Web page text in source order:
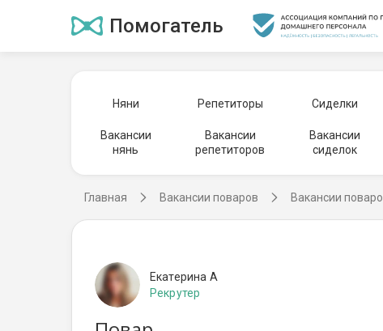
Помогатель
Няни Репетиторы Сиделки
Вакансии
нянь
Вакансии
репетиторов
Вакансии
сиделок
Главная Вакансии поваров Вакансии
Екатерина А
Рекрутер